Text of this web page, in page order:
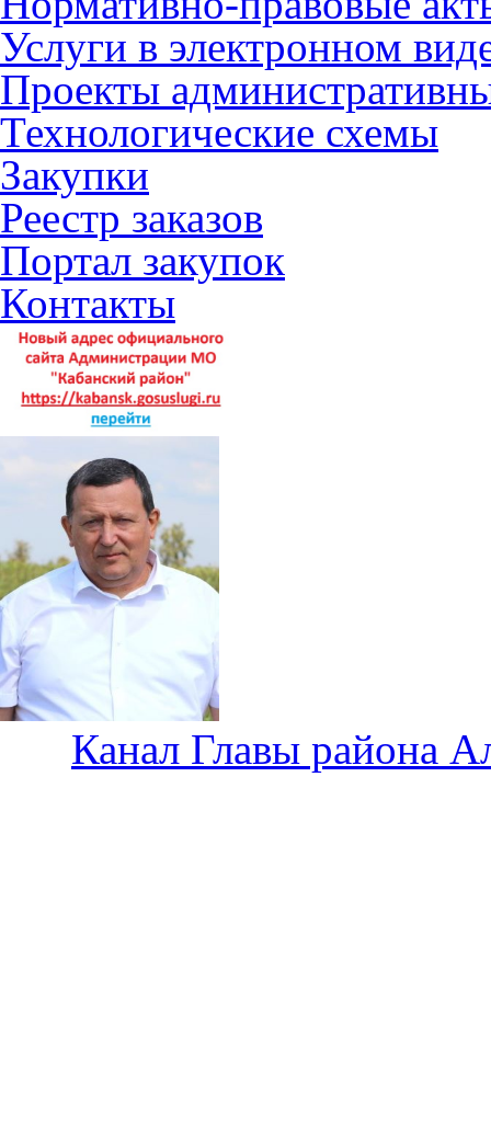
Услуги в электронном
Проекты
Технологические схемы
Закупки
Реестр заказов
Портал закупок
Контакты
Канал Главы района